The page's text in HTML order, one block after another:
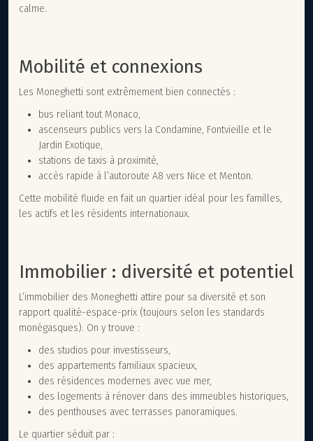
calme.
Mobilité et connexions
Les Moneghetti sont extrêmement bien connectés :
bus reliant tout Monaco,
ascenseurs publics vers la Condamine, Fontvieille et le
Jardin Exotique,
stations de taxis à proximité,
accès rapide à l’autoroute A8 vers Nice et Menton.
Cette mobilité fluide en fait un quartier idéal pour les familles,
les actifs et les résidents internationaux.
Immobilier : diversité et potentiel
L’immobilier des Moneghetti attire pour sa diversité et son
rapport qualité-espace-prix (toujours selon les standards
monégasques). On y trouve :
des studios pour investisseurs,
des appartements familiaux spacieux,
des résidences modernes avec vue mer,
des logements à rénover dans des immeubles historiques,
des penthouses avec terrasses panoramiques.
Le quartier séduit par :